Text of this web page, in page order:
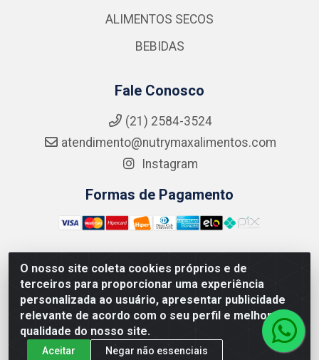
O nosso site coleta cookies próprios e de
terceiros para proporcionar uma experiência
personalizada ao usuário, apresentar publicidade
relevante de acordo com o seu perfil e melhorar a
qualidade do nosso site.
Aceitar Negar não essenciais
ALIMENTOS SECOS
BEBIDAS
Fale Conosco
(21) 2584-3524
atendimento@nutrymaxalimentos.com
Instagram
Formas de Pagamento
NUTRY MAX COMÉRCIO DE PRODUTOS ALIMENTICIOS
LTDA - RUA DO FEIJÃO, 721 PENHA CIRCULAR/RJ -
CNPJ: 15.796.122/0001-03